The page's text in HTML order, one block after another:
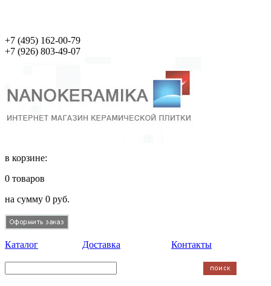
+7 (495) 162-00-79
+7 (926) 803-49-07
в корзине:
0 товаров
на сумму 0 руб.
Каталог Доставка Контакты